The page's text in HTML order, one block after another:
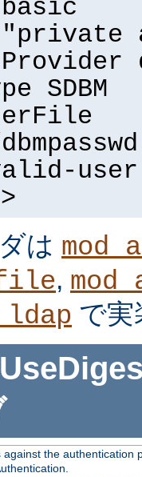
"private
SDBM
user
は
,
で実
against the authentication